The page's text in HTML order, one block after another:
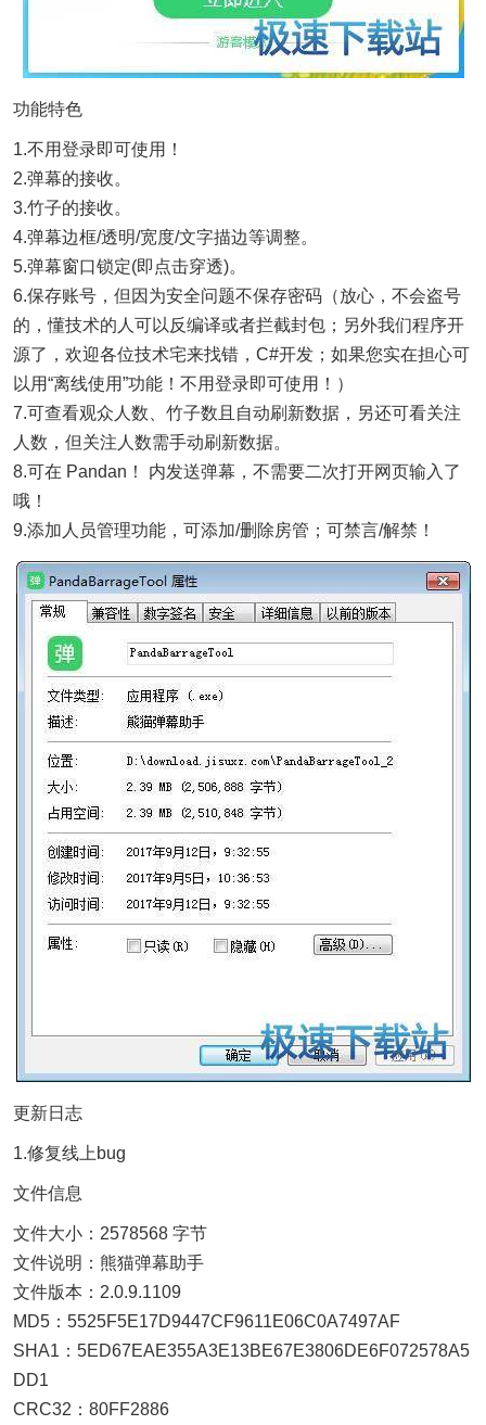
功能特色
1.不用登录即可使用！
2.弹幕的接收。
3.竹子的接收。
4.弹幕边框/透明/宽度/文字描边等调整。
5.弹幕窗口锁定(即点击穿透)。
6.保存账号，但因为安全问题不保存密码（放心，不会盗号
的，懂技术的人可以反编译或者拦截封包；另外我们程序开
源了，欢迎各位技术宅来找错，C#开发；如果您实在担心可
以用“离线使用”功能！不用登录即可使用！）
7.可查看观众人数、竹子数且自动刷新数据，另还可看关注
人数，但关注人数需手动刷新数据。
8.可在 Pandan！ 内发送弹幕，不需要二次打开网页输入了
哦！
9.添加人员管理功能，可添加/删除房管；可禁言/解禁！
更新日志
1.修复线上bug
文件信息
文件大小：2578568 字节
文件说明：熊猫弹幕助手
文件版本：2.0.9.1109
MD5：5525F5E17D9447CF9611E06C0A7497AF
SHA1：5ED67EAE355A3E13BE67E3806DE6F072578A5
DD1
CRC32：80FF2886